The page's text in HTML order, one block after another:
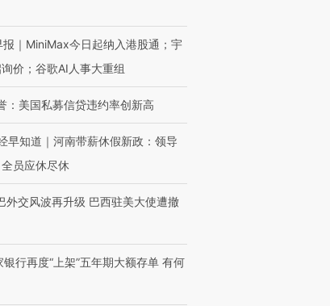
万
3种
泽连斯基密集出访美英 索
博
产
【商旅对话】华住集团
报｜MiniMax今日起纳入港股通；宇
价；谷歌AI人事大重组
：美国私募信贷违约率创新高
早知道｜河南带薪休假新政：领导
员应休尽休
外交风波再升级 巴西驻美大使遭撤
银行再度“上架”五年期大额存单 有何